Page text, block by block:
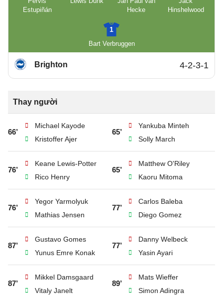
Estupiñán
Hecke
Hinshelwood
1
Bart Verbruggen
Brighton 4-2-3-1
Thay người
66’
Michael Kayode
Kristoffer Ajer
65’
Yankuba Minteh
Solly March
76’
Keane Lewis-Potter
Rico Henry
65’
Matthew O'Riley
Kaoru Mitoma
76’
Yegor Yarmolyuk
Mathias Jensen
77’
Carlos Baleba
Diego Gomez
87’
Gustavo Gomes
Yunus Emre Konak
77’
Danny Welbeck
Yasin Ayari
87’
Mikkel Damsgaard
Vitaly Janelt
89’
Mats Wieffer
Simon Adingra